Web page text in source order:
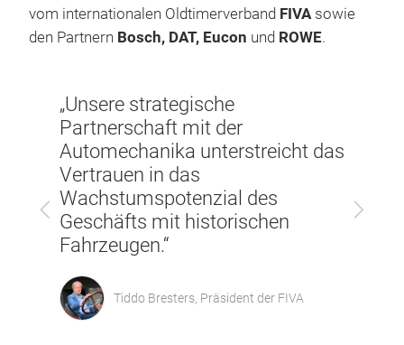
vom internationalen Oldtimerverband FIVA sowie
den Partnern Bosch, DAT, Eucon und ROWE.
Zurück Vor
„Unsere strategische
Partnerschaft mit der
Automechanika unterstreicht das
Vertrauen in das
Wachstumspotenzial des
Geschäfts mit historischen
Fahrzeugen.“
Tiddo Bresters, Präsident der FIVA